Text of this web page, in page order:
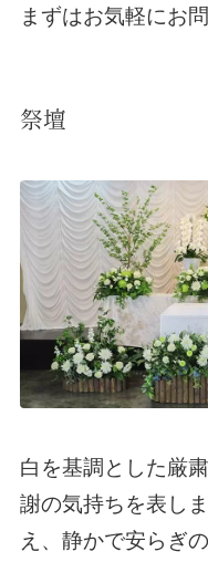
まずはお気軽にお
祭壇
白を基調とした厳
謝の気持ちを表し
え、静かで安らぎ